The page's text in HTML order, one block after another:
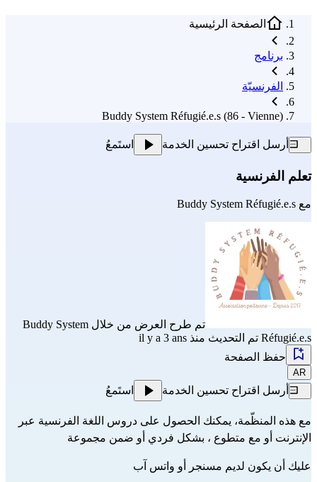
الصفحة الرئيسية
برنامج
الفرنسيّة
Buddy System Réfugié.e.s (86 - Vienne)
أرسل اقتراح تحسين الخدمة استَمعُ
تعلم الفرنسية
مع Buddy System Réfugié.e.s
تم طرح العرض من خلال Buddy System
Réfugié.e.s تم التحديث منذ il y a 3 ans
حفظ الصفحة
AR
أرسل اقتراح تحسين الخدمة استَمعُ
مع هذه المنظّمة، يمكنك الحصول على دروس اللغة الفرنسية عبر
الإنترنت أو مع متطوع ، بشكل فردي أو ضمن مجموعة
عليك أن يكون لديم مسنجر أو واتس آب